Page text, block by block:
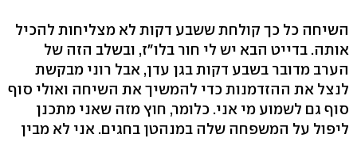
השיחה כל כך קולחת ששבע דקות לא מצליחות להכיל
אותה. בדייט הבא יש לי חור בלו"ז, ובשלב הזה של
הערב מדובר בשבע דקות בגן עדן, אבל רוני מבקשת
לנצל את ההזדמנות כדי להמשיך את השיחה ואולי סוף
סוף גם לשמוע מי אני. כלומר, חוץ מזה שאני מתכנן
ליפול על המשפחה שלה במנהטן בחגים. אני לא מבין